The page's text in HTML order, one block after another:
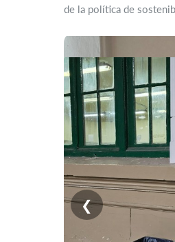
de la política de
❮